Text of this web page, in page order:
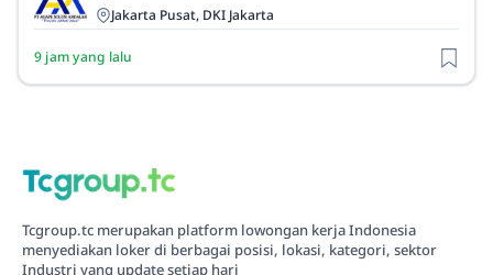
Jakarta Pusat, DKI Jakarta
9 jam yang lalu
Tcgroup.tc merupakan platform lowongan kerja Indonesia
menyediakan loker di berbagai posisi, lokasi, kategori, sektor
Industri yang update setiap hari